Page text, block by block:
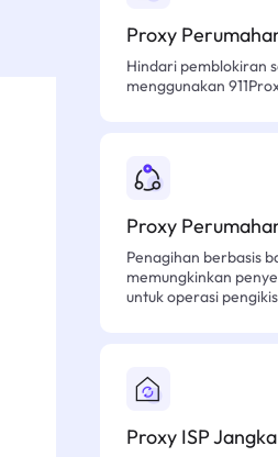
Proxy
Hindari pemblokiran
menggunakan
Proxy
Penagihan berbasis
memungkinkan
untuk operasi
Proxy ISP